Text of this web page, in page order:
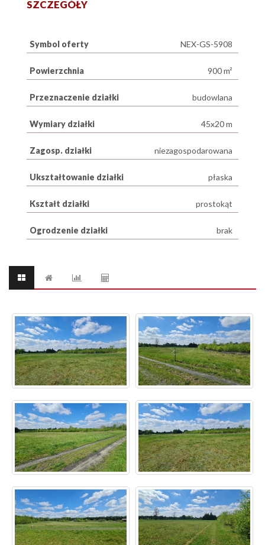
SZCZEGÓŁY
Symbol oferty NEX-GS-5908
Powierzchnia 900 m²
Przeznaczenie działki budowlana
Wymiary działki 45x20 m
Zagosp. działki niezagospodarowana
Ukształtowanie działki płaska
Kształt działki prostokąt
Ogrodzenie działki brak